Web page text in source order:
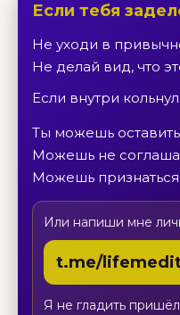
Если тебя
Не уходи в
Не делай вид, что
Если внутри
Ты можешь
Можешь не
Можешь признаться.
Или напиши мне
t.me/
Я не гладить